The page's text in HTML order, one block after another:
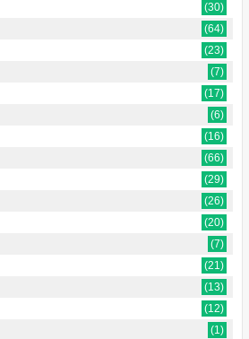
(30)
(64)
(23)
(7)
(17)
(6)
(16)
(66)
(29)
(26)
(20)
(7)
(21)
(13)
(12)
(1)